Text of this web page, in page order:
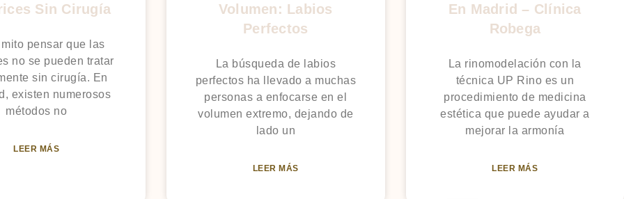
Sin Cirugía
pensar que las
no se pueden tratar
sin cirugía. En
existen numerosos
métodos no
LEER MÁS
Volumen: Labios
Perfectos
La búsqueda de labios
perfectos ha llevado a muchas
personas a enfocarse en el
volumen extremo, dejando de
lado un
LEER MÁS
En Madrid – Clínica
Robega
La rinomodelación con la
técnica UP Rino es un
procedimiento de medicina
estética que puede ayudar a
mejorar la armonía
LEER MÁS